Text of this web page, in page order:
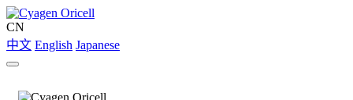
CN
中文 English Japanese